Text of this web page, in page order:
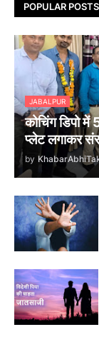
POPULAR POSTS
JABALPUR
कोचिंग डिपो
प्लेट लगाकर
by